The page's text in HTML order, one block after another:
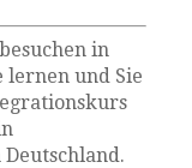
in
lernen und Sie